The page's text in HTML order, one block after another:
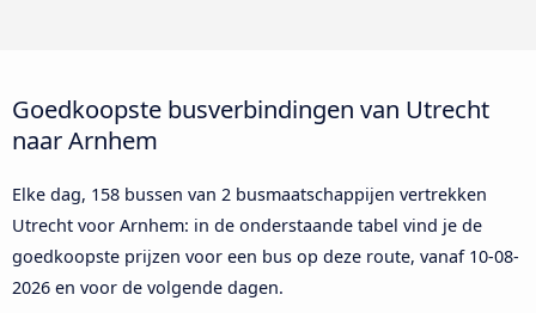
Goedkoopste busverbindingen van Utrecht
naar Arnhem
Elke dag, 158 bussen van 2 busmaatschappijen vertrekken
Utrecht voor Arnhem: in de onderstaande tabel vind je de
goedkoopste prijzen voor een bus op deze route, vanaf 10-08-
2026 en voor de volgende dagen.